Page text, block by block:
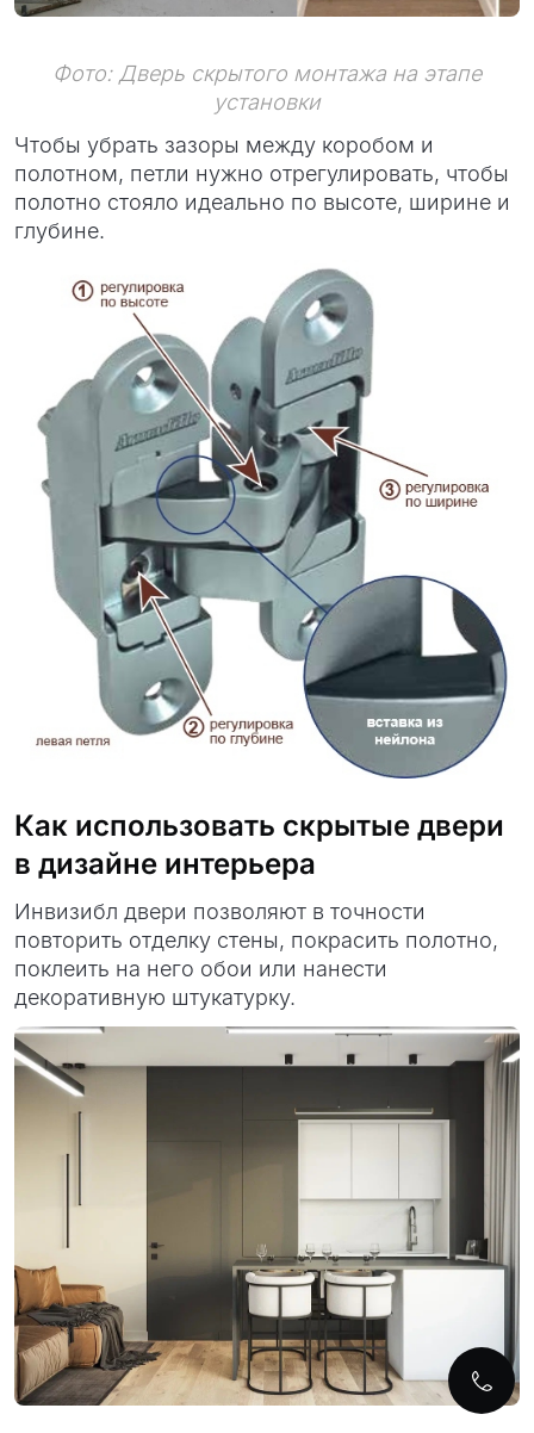
Фото: Дверь скрытого монтажа на этапе
установки
Чтобы убрать зазоры между коробом и
полотном, петли нужно отрегулировать, чтобы
полотно стояло идеально по высоте, ширине и
глубине.
Как использовать скрытые двери
в дизайне интерьера
Инвизибл двери позволяют в точности
повторить отделку стены, покрасить полотно,
поклеить на него обои или нанести
декоративную штукатурку.